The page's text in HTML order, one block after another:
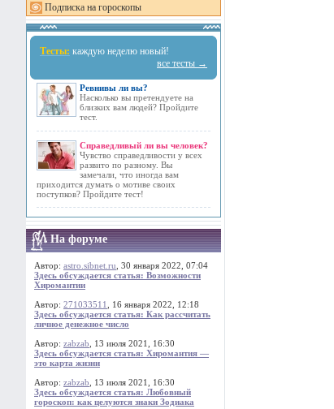
Подписка на гороскопы
Тесты: каждую неделю новый!
все тесты →
Ревнивы ли вы?
Насколько вы претендуете на
близких вам людей? Пройдите
тест.
Справедливый ли вы человек?
Чувство справедливости у всех
развито по разному. Вы
замечали, что иногда вам
приходится думать о мотиве своих
поступков? Пройдите тест!
На форуме
Автор: astro.sibnet.ru , 30 января 2022, 07:04
Здесь обсуждается статья: Возможности
Хиромантии
Автор: 271033511
, 16 января 2022, 12:18
Здесь обсуждается статья: Как рассчитать
личное денежное число
Автор: zabzab , 13 июля 2021, 16:30
Здесь обсуждается статья: Хиромантия —
это карта жизни
Автор: zabzab , 13 июля 2021, 16:30
Здесь обсуждается статья: Любовный
гороскоп: как целуются знаки Зодиака